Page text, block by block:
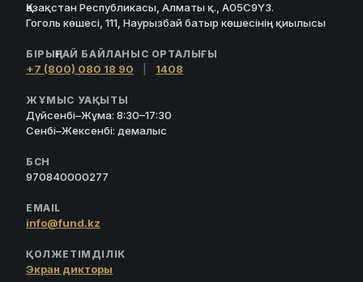
Қазақстан Республикасы, Алматы қ., A05C9Y3.
Гоголь көшесі, 111, Наурызбай батыр көшесінің қиылысы
БІРЫҢҒАЙ БАЙЛАНЫС ОРТАЛЫҒЫ
+7 (800) 080 18 90 1408
ЖҰМЫС УАҚЫТЫ
Дүйсенбі–Жұма: 8:30–17:30
Сенбі–Жексенбі: демалыс
БСН
970840000277
EMAIL
info@fund.kz
ҚОЛЖЕТІМДІЛІК
Экран дикторы